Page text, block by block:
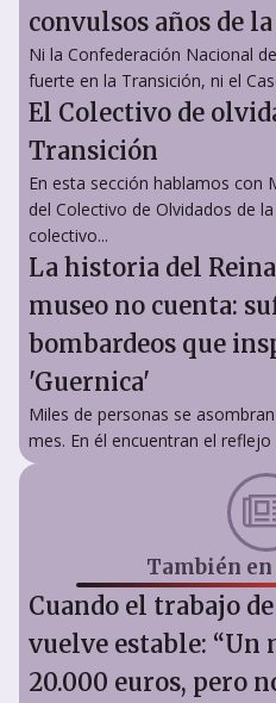
convulsos años de
Ni la Confederación Nacional
fuerte en la Transición, ni el
El Colectivo de
Transición
En esta sección hablamos con
del Colectivo de Olvidados de
colectivo...
La historia del
museo no cuenta:
bombardeos que
'Guernica'
Miles de personas se
mes. En él encuentran el
También en
Cuando el trabajo
vuelve estable: “Un
20.000 euros, pero